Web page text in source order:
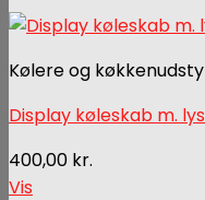
Kølere og
Display køleskab m.
400,00 kr.
Vis